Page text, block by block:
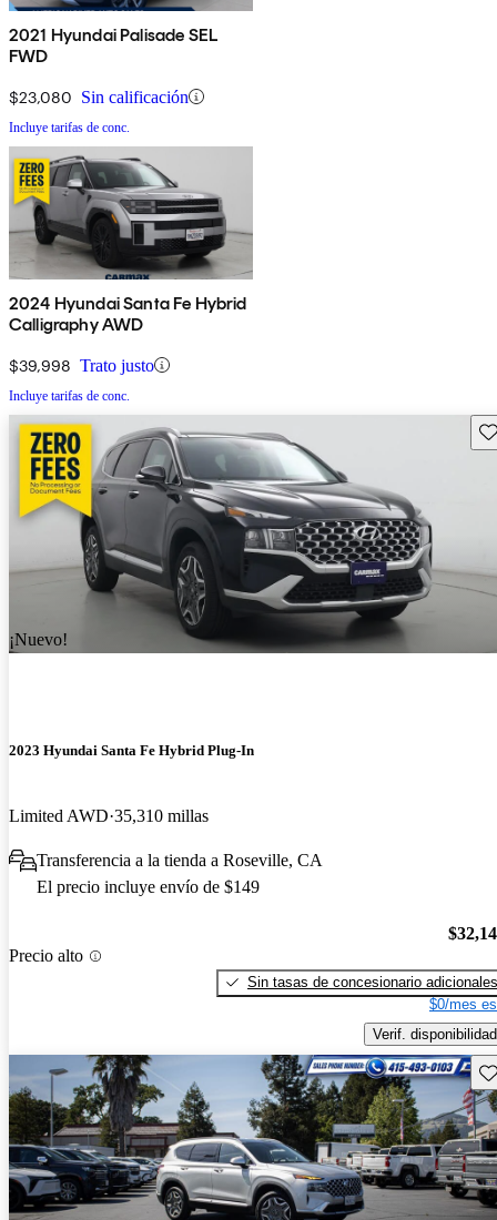
2021 Hyundai Palisade SEL
FWD
$23,080 Sin calificación
Incluye tarifas de conc.
2024 Hyundai Santa Fe Hybrid
Calligraphy AWD
$39,998 Trato justo
Incluye tarifas de conc.
¡Nuevo!
2023 Hyundai Santa Fe Hybrid Plug-In
Limited AWD 35,310 millas
Transferencia a la tienda a Roseville, CA
El precio incluye envío de $149
Precio alto
Sin tasas de concesionario adicionales
$0/mes
Verif. disponibilidad